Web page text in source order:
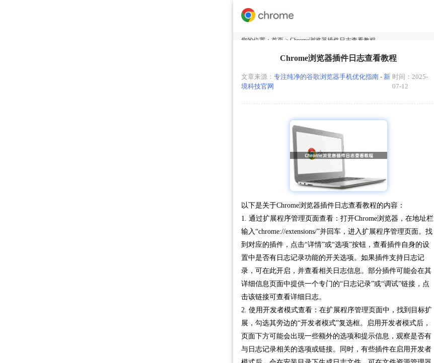
您的位置： 首页 > Chrome浏览器插件日志查看教程
Chrome浏览器插件日志查看教程
文章来源： 专注纯净的谷歌浏览器手机优化指南 - 新
境科技官网
时间：2025-
07-12
以下是关于Chrome浏览器插件日志查看教程的内容：
1. 通过扩展程序管理页面查看：打开Chrome浏览器，在地址栏
输入“chrome://extensions/”并回车，进入扩展程序管理页面。找
到对应的插件，点击“详情”或“选项”按钮，查看插件自身的设
置中是否有日志记录功能的开关选项。如果插件支持日志记
录，可在此开启，并查看相关日志信息。部分插件可能会在其
详细信息页面中提供一个专门的“日志记录”或“调试”链接，点
击该链接可查看详细日志。
2. 使用开发者模式查看：在扩展程序管理页面中，找到目标扩
展，勾选其旁边的“开发者模式”复选框。启用开发者模式后，
页面下方可能会出现一些额外的选项和提示信息，观察是否有
与日志记录相关的选项或链接。同时，有些插件在启用开发者